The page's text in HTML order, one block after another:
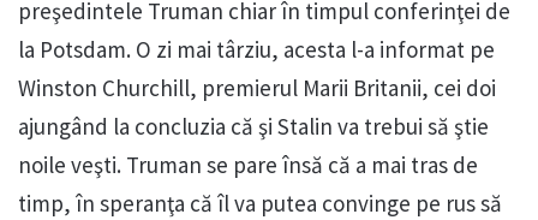
preşedintele Truman chiar în timpul conferinţei de
la Potsdam. O zi mai târziu, acesta l-a informat pe
Winston Churchill, premierul Marii Britanii, cei doi
ajungând la concluzia că şi Stalin va trebui să ştie
noile veşti. Truman se pare însă că a mai tras de
timp, în speranţa că îl va putea convinge pe rus să